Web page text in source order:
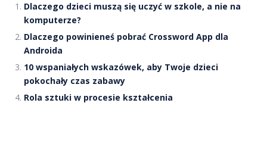
Dlaczego dzieci muszą się uczyć w szkole, a nie na
komputerze?
Dlaczego powinieneś pobrać Crossword App dla
Androida
10 wspaniałych wskazówek, aby Twoje dzieci
pokochały czas zabawy
Rola sztuki w procesie kształcenia